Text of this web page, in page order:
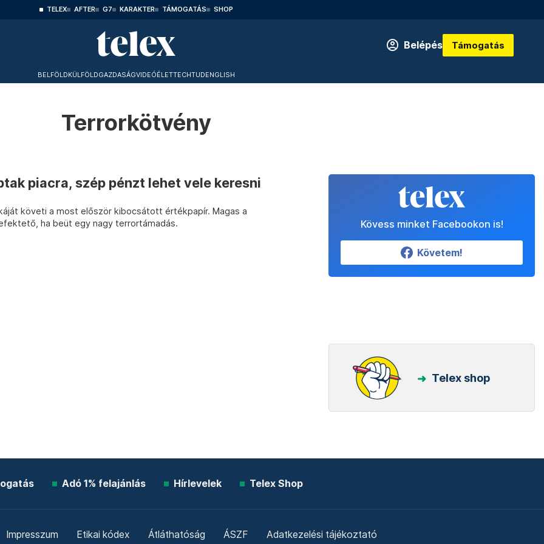
TELEX AFTER G7 KARAKTER TÁMOGATÁS SHOP
Belépés Támogatás
BELFÖLDKÜLFÖLDGAZDASÁGVIDEÓÉLETTECHTUDENGLISH
Terrorkötvény
piacra, szép pénzt lehet vele keresni
követi a most először kibocsátott értékpapír. Magas a
ha beüt egy nagy terrortámadás.
Kövess minket Facebookon is!
Követem!
Telex shop
Adó 1% felajánlás Hírlevelek Telex Shop
Impresszum Etikai kódex Átláthatóság ÁSZF Adatkezelési tájékoztató